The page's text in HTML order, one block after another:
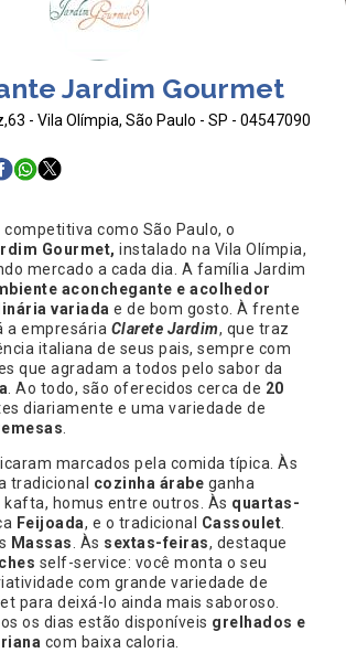
Jardim Gourmet
- Vila Olímpia, São Paulo - SP - 04547090
competitiva como São Paulo, o
Gourmet, instalado na Vila Olímpia,
mercado a cada dia. A família Jardim
aconchegante e acolhedor
variada e de bom gosto. À frente
a empresária Clarete Jardim, que traz
italiana de seus pais, sempre com
que agradam a todos pelo sabor da
. Ao todo, são oferecidos cerca de 20
diariamente e uma variedade de
.
marcados pela comida típica. Às
tradicional cozinha árabe ganha
kafta, homus entre outros. Às quartas-
Feijoada, e o tradicional Cassoulet.
Massas. Às sextas-feiras, destaque
self-service: você monta o seu
com grande variedade de
para deixá-lo ainda mais saboroso.
os dias estão disponíveis grelhados e
com baixa caloria.